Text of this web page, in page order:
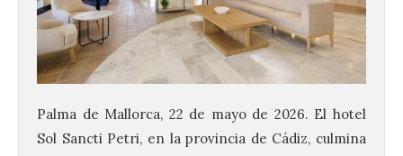
Palma de Mallorca, 22 de mayo de 2026. El hotel
Sol Sancti Petri, en la provincia de Cádiz, culmina